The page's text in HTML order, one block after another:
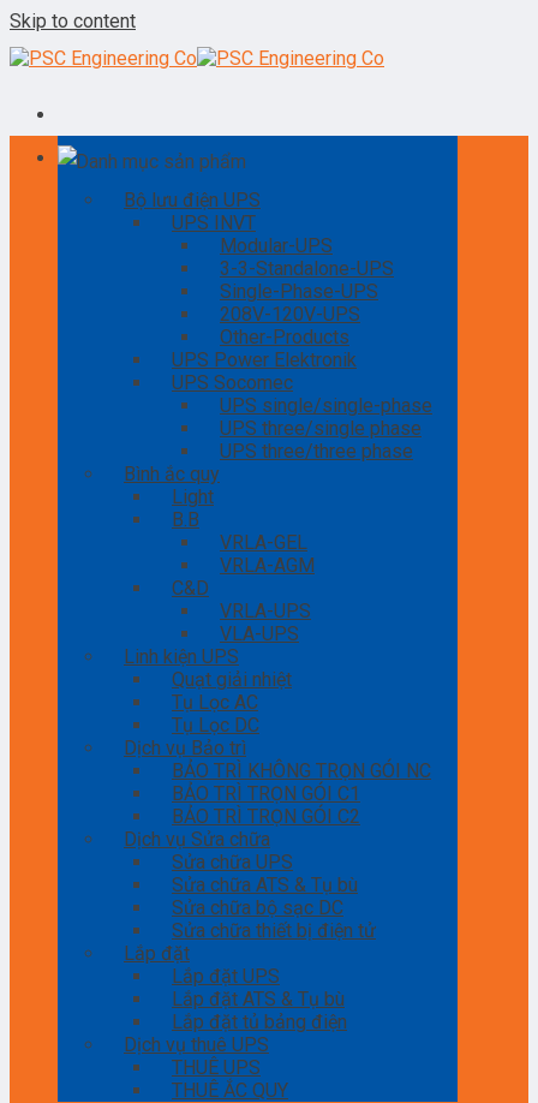
Skip to content
Danh mục sản phẩm
Bộ lưu điện UPS
UPS INVT
Modular-UPS
3-3-Standalone-UPS
Single-Phase-UPS
208V-120V-UPS
Other-Products
UPS Power Elektronik
UPS Socomec
UPS single/single-phase
UPS three/single phase
UPS three/three phase
Bình ắc quy
Light
B.B
VRLA-GEL
VRLA-AGM
C&D
VRLA-UPS
VLA-UPS
Linh kiện UPS
Quạt giải nhiệt
Tụ Lọc AC
Tụ Lọc DC
Dịch vụ Bảo trì
BẢO TRÌ KHÔNG TRỌN GÓI NC
BẢO TRÌ TRỌN GÓI C1
BẢO TRÌ TRỌN GÓI C2
Dịch vụ Sửa chữa
Sửa chữa UPS
Sửa chữa ATS & Tụ bù
Sửa chữa bộ sạc DC
Sửa chữa thiết bị điện tử
Lắp đặt
Lắp đặt UPS
Lắp đặt ATS & Tụ bù
Lắp đặt tủ bảng điện
Dịch vụ thuê UPS
THUÊ UPS
THUÊ ẮC QUY